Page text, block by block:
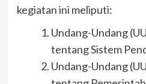
kegiatan ini meliputi:
Undang-Undang
tentang Sistem
Undang-Undang